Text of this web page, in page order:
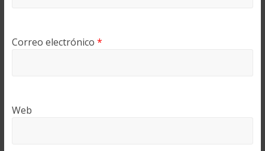
Correo electrónico *
Web